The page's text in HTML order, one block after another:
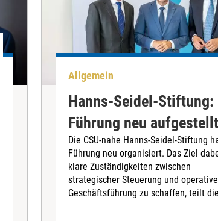
Allgemein
Hanns-Seidel-Stiftung:
Führung neu aufgestellt
Die CSU-nahe Hanns-Seidel-Stiftung
Führung neu organisiert. Das Ziel
klare Zuständigkeiten zwischen
strategischer Steuerung und
Geschäftsführung zu schaffen, teilt